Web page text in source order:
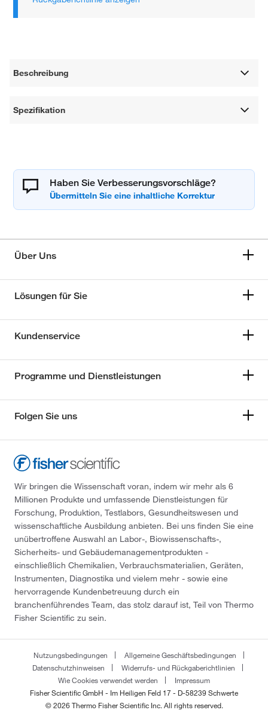
Beschreibung
Spezifikation
Haben Sie Verbesserungsvorschläge?
Über Uns
Lösungen für Sie
Kundenservice
Programme und Dienstleistungen
Folgen Sie uns
Wir bringen die Wissenschaft voran, indem wir mehr als 6
Millionen Produkte und umfassende Dienstleistungen für
Forschung, Produktion, Testlabors, Gesundheitswesen und
wissenschaftliche Ausbildung anbieten. Bei uns finden Sie eine
unübertroffene Auswahl an Labor-, Biowissenschafts-,
Sicherheits- und Gebäudemanagementprodukten -
einschließlich Chemikalien, Verbrauchsmaterialien, Geräten,
Instrumenten, Diagnostika und vielem mehr - sowie eine
hervorragende Kundenbetreuung durch ein
branchenführendes Team, das stolz darauf ist, Teil von Thermo
Fisher Scientific zu sein.
Nutzungsbedingungen
Allgemeine Geschäftsbedingungen
Datenschutzhinweisen
Widerrufs- und Rückgaberichtlinien
Wie Cookies verwendet werden
Impressum
Fisher Scientific GmbH - Im Heiligen Feld 17 - D-58239 Schwerte
© 2026 Thermo Fisher Scientific Inc. All rights reserved.